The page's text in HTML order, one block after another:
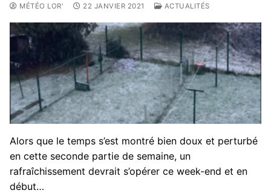
MÉTÉO LOR' 22 JANVIER 2021 ACTUALITÉS
Alors que le temps s’est montré bien doux et perturbé
en cette seconde partie de semaine, un
rafraîchissement devrait s’opérer ce week-end et en
début…